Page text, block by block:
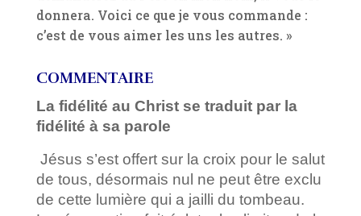
donnera. Voici ce que je vous commande :
c’est de vous aimer les uns les autres. »
COMMENTAIRE
La fidélité au Christ se traduit par la
fidélité à sa parole
Jésus s’est offert sur la croix pour le salut
de tous, désormais nul ne peut être exclu
de cette lumière qui a jailli du tombeau.